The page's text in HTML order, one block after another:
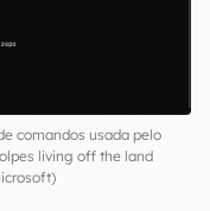
comandos usada pelo
living off the land